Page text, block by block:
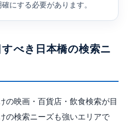
にする必要があります。
べき日本橋の検索ニ
の映画・百貨店・飲食検索が目
の検索ニーズも強いエリアで